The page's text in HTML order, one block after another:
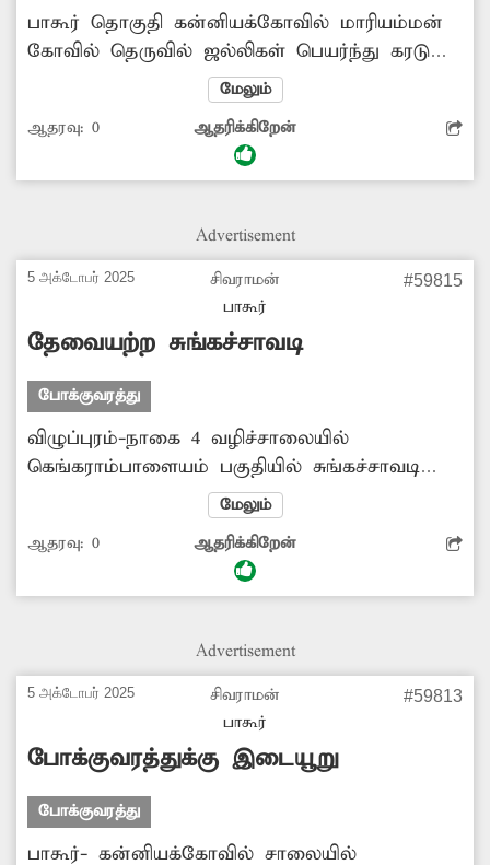
பாகூர் தொகுதி கன்னியக்கோவில் மாரியம்மன்
கோவில் தெருவில் ஜல்லிகள் பெயர்ந்து கரடு
முரடாக கிடக்கிறது. இதனை சரிசெய்ய
அதிகாரிகள் நடவடிக்கை எடுக்க வேண்டும்.
மேலும்
ஆதரவு: 0 ஆதரிக்கிறேன்
Advertisement
5 அக்டோபர் 2025
சிவராமன்
பாகூர்
#59815
தேவையற்ற சுங்கச்சாவடி
போக்குவரத்து
விழுப்புரம்-நாகை 4 வழிச்சாலையில்
கெங்கராம்பாளையம் பகுதியில் சுங்கச்சாவடி
இருந்து வரும் நிலையில் குறைந்த தூரத்தில்
சேலியமேடு பகுதியில் சுங்கசாவடி
அமைக்கப்பட்டு வருவதை புதுச்சேரி அரசு
மேலும்
ஆதரவு: 0 ஆதரிக்கிறேன்
Advertisement
5 அக்டோபர் 2025
சிவராமன்
பாகூர்
#59813
போக்குவரத்துக்கு இடையூறு
போக்குவரத்து
பாகூர்- கன்னியக்கோவில் சாலையில்